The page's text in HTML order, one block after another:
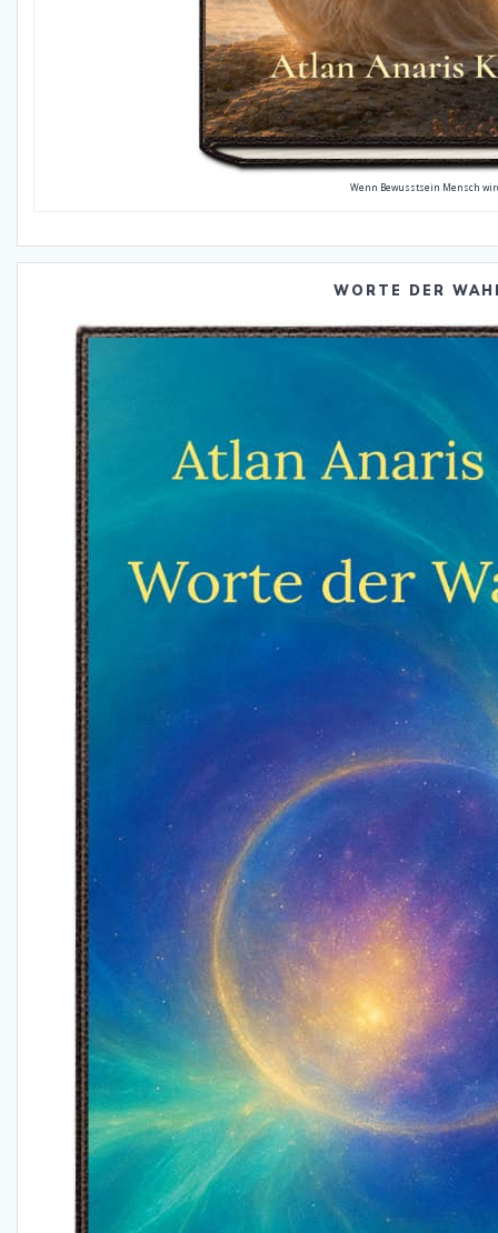
Wenn Bewusstsein Mensch
WORTE DER